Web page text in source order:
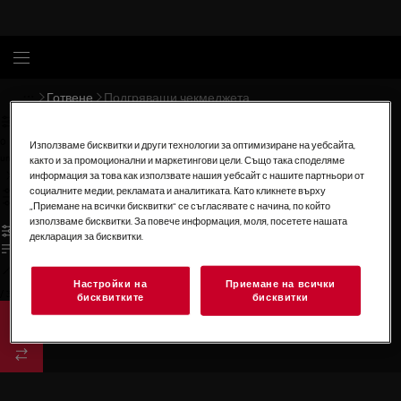
Готвене Подгряващи чекмеджета
undefined
Използваме бисквитки и други технологии за оптимизиране на уебсайта,
както и за промоционални и маркетингови цели. Също така споделяме
информация за това как използвате нашия уебсайт с нашите партньори от
социалните медии, рекламата и аналитиката. Като кликнете върху
„Приемане на всички бисквитки“ се съгласявате с начина, по който
използваме бисквитки. За повече информация, моля, посетете нашата
декларация за бисквитки.
Настройки на
бисквитките
Приемане на всички
бисквитки